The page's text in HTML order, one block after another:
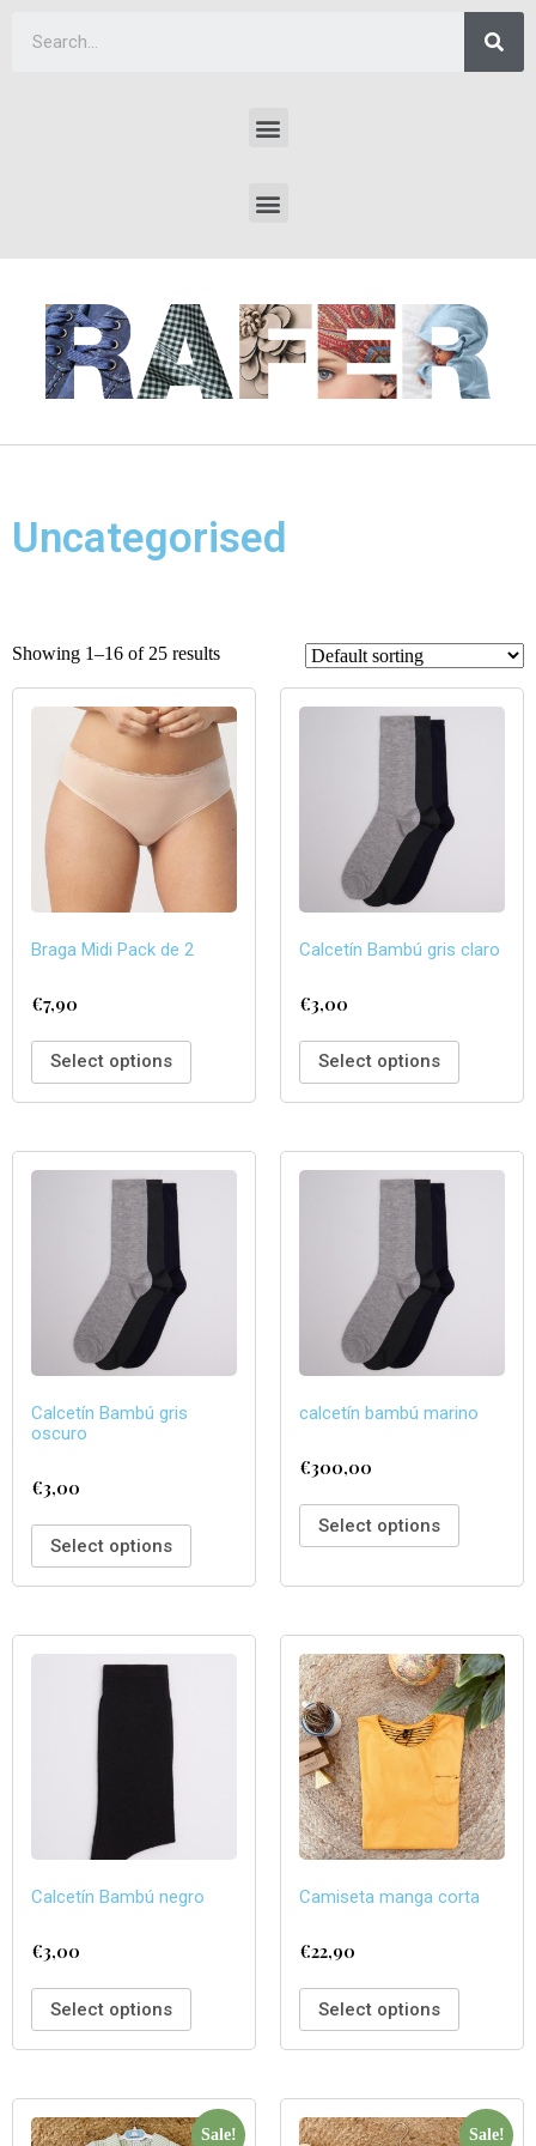
Uncategorised
Showing 1–16 of 25 results
Braga Midi Pack de 2
€7,90
Select options
Calcetín Bambú gris claro
€3,00
Select options
Calcetín Bambú gris
oscuro
€3,00
Select options
calcetín bambú marino
€300,00
Select options
Calcetín Bambú negro
€3,00
Select options
Camiseta manga corta
€22,90
Select options
Sale! Sale!